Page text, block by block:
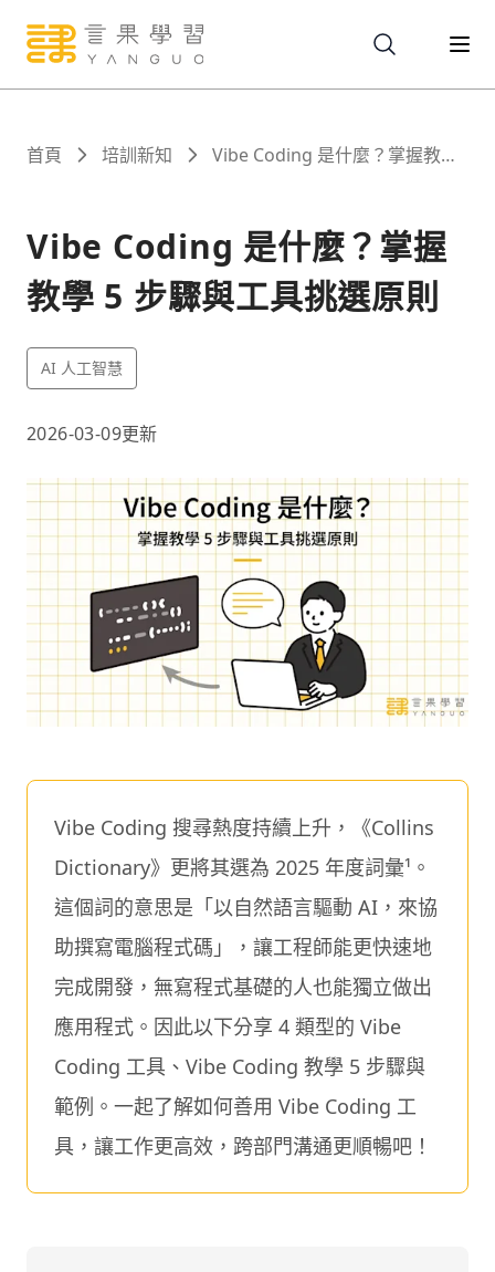
關於
課程
報名
文章
首頁 培訓新知
Vibe Coding 是什麼？掌握教學
Vibe Coding 是什麼？掌握
教學 5 步驟與工具挑選原則
AI 人工智慧
2026-03-09更新
Vibe Coding 搜尋熱度持續上升，《Collins
Dictionary》更將其選為 2025 年度詞彙¹。
這個詞的意思是「以自然語言驅動 AI，來協
助撰寫電腦程式碼」，讓工程師能更快速地
完成開發，無寫程式基礎的人也能獨立做出
應用程式。因此以下分享 4 類型的 Vibe
Coding 工具、Vibe Coding 教學 5 步驟與
範例。一起了解如何善用 Vibe Coding 工
具，讓工作更高效，跨部門溝通更順暢吧！